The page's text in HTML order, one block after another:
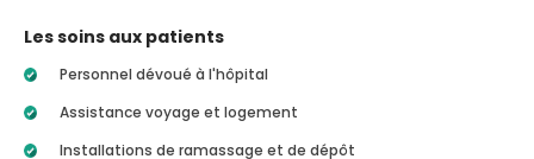
Les soins aux patients
Personnel dévoué à l'hôpital
Assistance voyage et logement
Installations de ramassage et de dépôt